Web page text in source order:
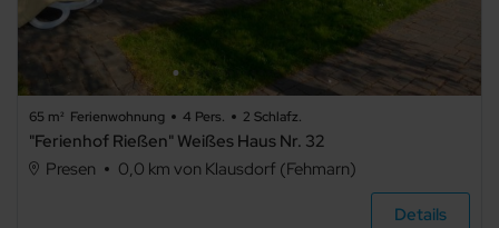
Schloss
Hausboot
65 m² Ferienwohnung 4 Pers. 2 Schlafz.
"Ferienhof Rießen" Weißes Haus Nr. 32
Presen
0,0 km von Klausdorf (Fehmarn)
Details